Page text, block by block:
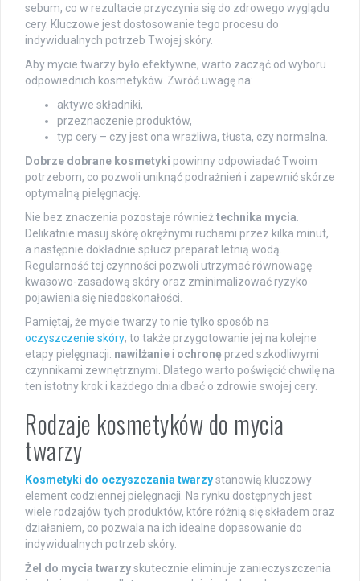
sebum, co w rezultacie przyczynia się do zdrowego wyglądu
cery. Kluczowe jest dostosowanie tego procesu do
indywidualnych potrzeb Twojej skóry.
Aby mycie twarzy było efektywne, warto zacząć od wyboru
odpowiednich kosmetyków. Zwróć uwagę na:
aktywe składniki,
przeznaczenie produktów,
typ cery – czy jest ona wrażliwa, tłusta, czy normalna.
Dobrze dobrane kosmetyki powinny odpowiadać Twoim
potrzebom, co pozwoli uniknąć podrażnień i zapewnić skórze
optymalną pielęgnację.
Nie bez znaczenia pozostaje równieżtechnika mycia.
Delikatnie masuj skórę okrężnymi ruchami przez kilka minut,
a następnie dokładnie spłucz preparat letnią wodą.
Regularność tej czynności pozwoli utrzymać równowagę
kwasowo-zasadową skóry oraz zminimalizować ryzyko
pojawienia się niedoskonałości.
Pamiętaj, że mycie twarzy to nie tylko sposób na
oczyszczenie skóry; to także przygotowanie jej na kolejne
etapy pielęgnacji: nawilżanie i ochronę przed szkodliwymi
czynnikami zewnętrznymi. Dlatego warto poświęcić chwilę na
ten istotny krok i każdego dnia dbać o zdrowie swojej cery.
Rodzaje kosmetyków do mycia
twarzy
Kosmetyki do oczyszczania twarzystanowią kluczowy
element codziennej pielęgnacji. Na rynku dostępnych jest
wiele rodzajów tych produktów, które różnią się składem oraz
działaniem, co pozwala na ich idealne dopasowanie do
indywidualnych potrzeb skóry.
Żel do mycia twarzyskutecznie eliminuje zanieczyszczenia